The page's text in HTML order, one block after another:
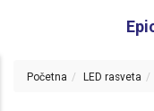
Početna LED rasveta